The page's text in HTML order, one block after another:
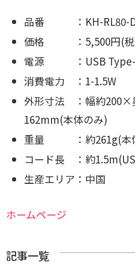
品番 ：KH-RL80-
価格 ：5,500円(税
電源 ：USB Type-
消費電力 ：1-1.5W
外形寸法 ：幅約200×
162mm(本体のみ)
重量 ：約261g(本
コード長 ：約
生産エリア：中国
ホームページ
記事一覧